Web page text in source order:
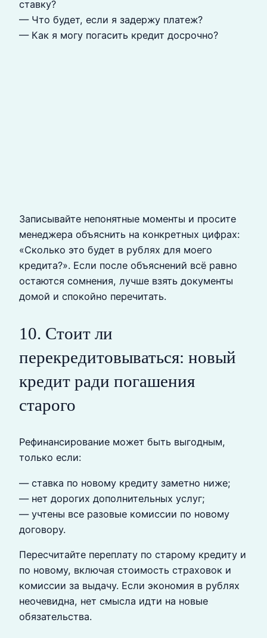
ставку?
— Что будет, если я задержу платеж?
— Как я могу погасить кредит досрочно?
Записывайте непонятные моменты и просите
менеджера объяснить на конкретных цифрах:
«Сколько это будет в рублях для моего
кредита?». Если после объяснений всё равно
остаются сомнения, лучше взять документы
домой и спокойно перечитать.
10. Стоит ли
перекредитовываться: новый
кредит ради погашения
старого
Рефинансирование может быть выгодным,
только если:
— ставка по новому кредиту заметно ниже;
— нет дорогих дополнительных услуг;
— учтены все разовые комиссии по новому
договору.
Пересчитайте переплату по старому кредиту и
по новому, включая стоимость страховок и
комиссии за выдачу. Если экономия в рублях
неочевидна, нет смысла идти на новые
обязательства.